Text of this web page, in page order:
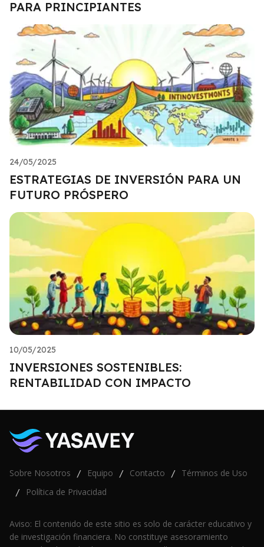
PARA PRINCIPIANTES
24/05/2025
ESTRATEGIAS DE INVERSIÓN PARA UN
FUTURO PRÓSPERO
10/05/2025
INVERSIONES SOSTENIBLES:
RENTABILIDAD CON IMPACTO
Sobre Nosotros / Equipo / Contacto / Términos de Uso
/ Política de Privacidad
Aviso: El contenido de este sitio es solo de carácter educativo y
de investigación financiera. No constituye asesoramiento